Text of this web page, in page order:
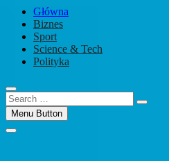
Główna
Biznes
Sport
Science & Tech
Polityka
Search
…Menu Button